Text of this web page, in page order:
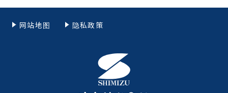
网站地图 隐私政策